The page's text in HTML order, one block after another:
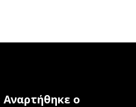
Αναρτήθηκε ο